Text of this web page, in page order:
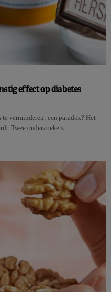
effect op diabetes
verminderen: een paradox? Het
Twee onderzoekers…